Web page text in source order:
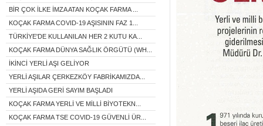
BİR ÇOK İLKE İMZA ATAN KOÇAK FARMA ...
KOÇAK FARMA COVID-19 AŞISININ FAZ 1...
TÜRKİYE'DE KULLANILAN HER 2 KUTU KA...
KOÇAK FARMA DÜNYA SAĞLIK ÖRGÜTÜ (WH...
İKİNCİ YERLİ AŞI GELİYOR
YERLİ AŞILAR ÇERKEZKÖY FABRİKAMIZDA...
YERLİ AŞIDA GERİ SAYIM BAŞLADI
KOÇAK FARMA YERLİ VE MİLLİ BİYOTEKN...
KOÇAK FARMA TSE COVID-19 GÜVENLİ ÜR...